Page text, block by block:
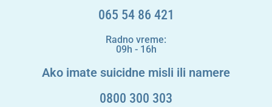
065 54 86 421
Radno vreme:
09h - 16h
Ako imate suicidne misli ili namere
0800 300 303